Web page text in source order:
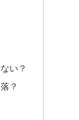
い？
？